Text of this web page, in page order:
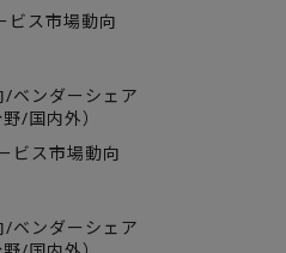
ス市場動向
ベンダーシェア
/国内外）
ス市場動向
ベンダーシェア